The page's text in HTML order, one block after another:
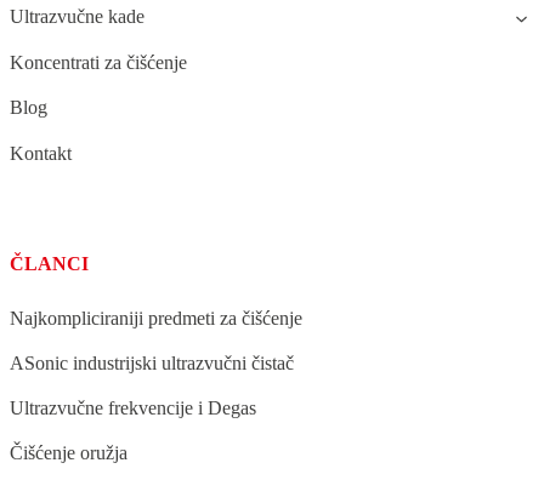
Ultrazvučne kade
Koncentrati za čišćenje
Blog
Kontakt
ČLANCI
Najkompliciraniji predmeti za čišćenje
ASonic industrijski ultrazvučni čistač
Ultrazvučne frekvencije i Degas
Čišćenje oružja